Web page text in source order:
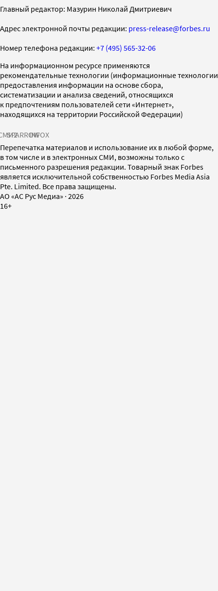
Главный редактор: Мазурин Николай Дмитриевич
Адрес электронной почты редакции: press-release@forbes.ru
Номер телефона редакции: +7 (495) 565-32-06
На информационном ресурсе применяются
рекомендательные технологии (информационные технологии
предоставления информации на основе сбора,
систематизации и анализа сведений, относящихся
к предпочтениям пользователей сети «Интернет»,
находящихся на территории Российской Федерации)
SPARROWINFOX
Перепечатка материалов и использование их в любой форме,
в том числе и в электронных СМИ, возможны только с
письменного разрешения редакции. Товарный знак Forbes
является исключительной собственностью Forbes Media Asia
Pte. Limited. Все права защищены.
AO «АС Рус Медиа» · 2026
16+